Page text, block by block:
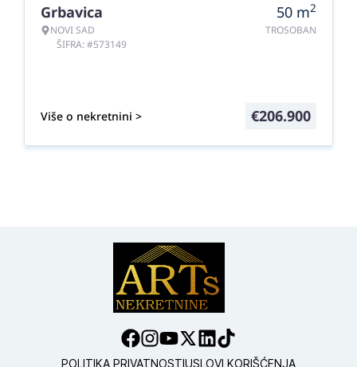
Grbavica
NOVI SAD
ŠIFRA: #573149
50 m2
TROSOBAN
Više o nekretnini > €206.900
POLITIKA PRIVATNOSTIUSLOVI KORIŠĆENJA